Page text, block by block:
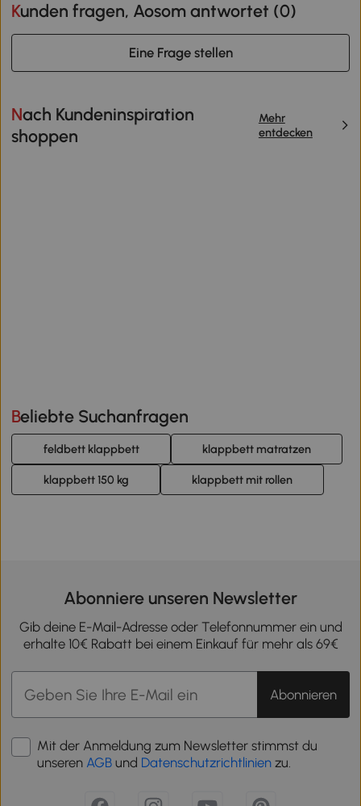
Kunden fragen, Aosom antwortet (0)
Eine Frage stellen
Nach Kundeninspiration
shoppen
Mehr
entdecken
Beliebte Suchanfragen
feldbett klappbett klappbett matratzen
klappbett 150 kg klappbett mit rollen
Abonniere unseren Newsletter
Gib deine E-Mail-Adresse oder Telefonnummer ein und
erhalte 10€ Rabatt bei einem Einkauf für mehr als 69€
Abonnieren
Mit der Anmeldung zum Newsletter stimmst du
unseren AGB und Datenschutzrichtlinien zu.